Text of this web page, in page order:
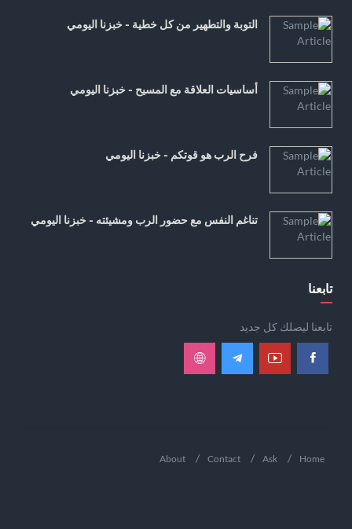
التوبة والتطهير من كل خطية - خبزنا اليومي
أساسيات العلاقة مع المسيح - خبزنا اليومي
فرح الرب هو قوتكم - خبزنا اليومي
تناغم النفس مع حضور الرب ومشيئته - خبزنا اليومي
تابعنا
تابعنا ليصلك كل جديد
Home
Ask
Contact
About